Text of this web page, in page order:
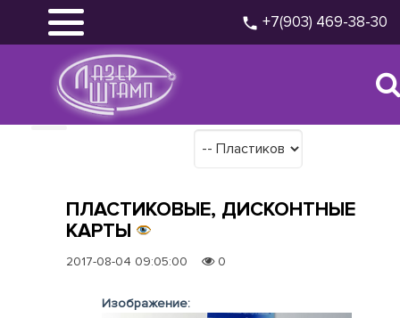
+7(903) 469-38-30
ПЛАСТИКОВЫЕ, ДИСКОНТНЫЕ
КАРТЫ
2017-08-04 09:05:00 0
Изображение: